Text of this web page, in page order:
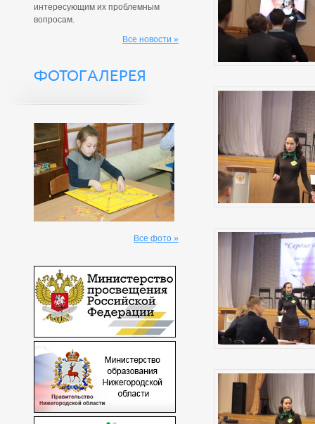
интересующим их проблемным
вопросам.
Все новости »
ФОТОГАЛЕРЕЯ
Все фото »